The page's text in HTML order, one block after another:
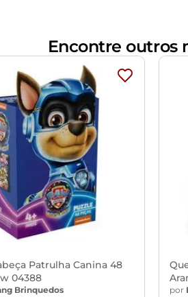
Encontre outros
Patrulha Canina 48
04388
Brinquedos por